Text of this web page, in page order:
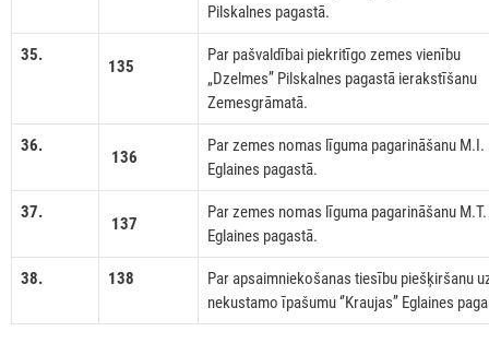
Pilskalnes pagastā.
35.
135
Par pašvaldībai piekritīgo zemes vienību
„Dzelmes’’ Pilskalnes pagastā ierakstīšanu
Zemesgrāmatā.
36.
136
Par zemes nomas līguma pagarināšanu M.I.
Eglaines pagastā.
37.
137
Par zemes nomas līguma pagarināšanu M.T.
Eglaines pagastā.
38. 138
Par apsaimniekošanas tiesību piešķiršanu
nekustamo īpašumu ‘’Kraujas’’ Eglaines